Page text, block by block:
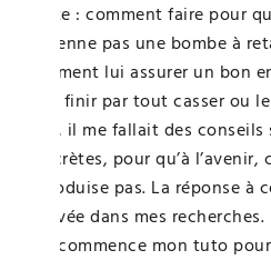
doute : comment faire pour
devienne pas une bombe à
comment lui assurer un bon
sans finir par tout casser ou
clair, il me fallait des
concrètes, pour qu’à
reproduise pas. La réponse à
trouvée dans mes
que commence mon tuto